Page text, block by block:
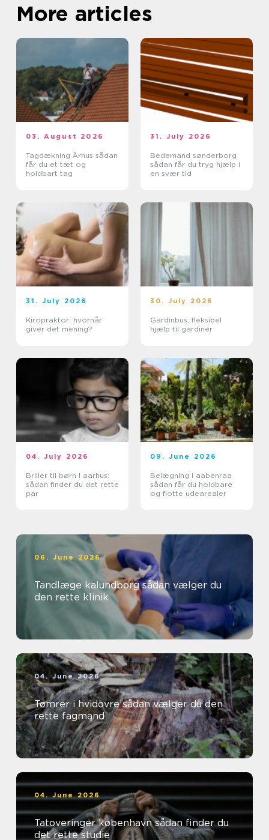
More articles
03. August 2026
Tagdækning Århus sådan
får du et tæt og
holdbart tag
31. July 2026
Bedemand sønderborg
sådan får du tryg hjælp i
en svær tid
31. July 2026
Kiropraktor: hvornår
giver det mening?
30. July 2026
Gardinbus: fleksibel
hjælp til gardiner
04. July 2026
Briller til børn i aarhus:
sådan finder du det rette
par
09. June 2026
Belægning i aabenraa
sådan får du holdbare
og flotte udearealer
06. June 2026
Tandlæge kalundborg sådan vælger du
den rette klinik
04. June 2026
Tømrer i hvidovre sådan vælger du den
rette fagmand
04. June 2026
Tatoveringer københavn sådan finder du
det rette studie